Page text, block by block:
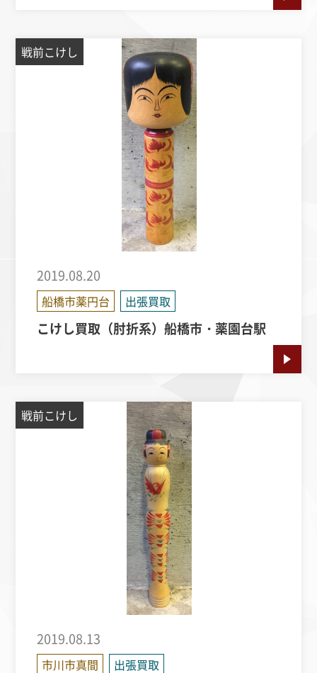
戦前こけし
2019.08.20
船橋市薬円台 出張買取
こけし買取（肘折系）船橋市・薬園台駅
戦前こけし
2019.08.13
市川市真間 出張買取